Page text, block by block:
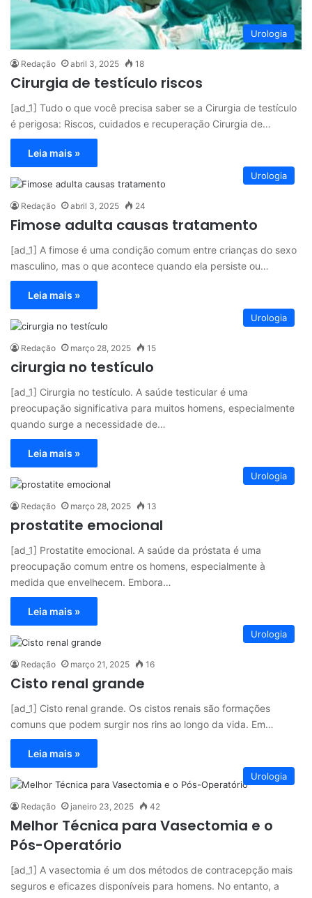
Urologia
Redação abril 3, 2025 18
Cirurgia de testículo riscos
[ad_1] Tudo o que você precisa saber se a Cirurgia de testículo
é perigosa: Riscos, cuidados e recuperação Cirurgia de…
Leia mais »
Urologia
Redação abril 3, 2025 24
Fimose adulta causas tratamento
[ad_1] A fimose é uma condição comum entre crianças do sexo
masculino, mas o que acontece quando ela persiste ou…
Leia mais »
Urologia
Redação março 28, 2025 15
cirurgia no testículo
[ad_1] Cirurgia no testículo. A saúde testicular é uma
preocupação significativa para muitos homens, especialmente
quando surge a necessidade de…
Leia mais »
Urologia
Redação março 28, 2025 13
prostatite emocional
[ad_1] Prostatite emocional. A saúde da próstata é uma
preocupação comum entre os homens, especialmente à
medida que envelhecem. Embora…
Leia mais »
Urologia
Redação março 21, 2025 16
Cisto renal grande
[ad_1] Cisto renal grande. Os cistos renais são formações
comuns que podem surgir nos rins ao longo da vida. Em…
Leia mais »
Urologia
Redação janeiro 23, 2025 42
Melhor Técnica para Vasectomia e o
Pós-Operatório
[ad_1] A vasectomia é um dos métodos de contracepção mais
seguros e eficazes disponíveis para homens. No entanto, a